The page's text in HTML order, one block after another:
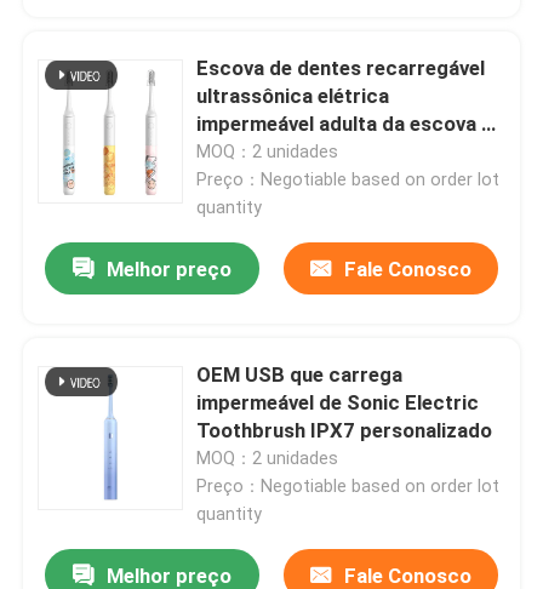
Escova de dentes recarregável
ultrassônica elétrica
impermeável adulta da escova de
dentes IPX7
MOQ：2 unidades
Preço：Negotiable based on order lot
quantity
Melhor preço Fale Conosco
OEM USB que carrega
impermeável de Sonic Electric
Toothbrush IPX7 personalizado
MOQ：2 unidades
Preço：Negotiable based on order lot
quantity
Melhor preço Fale Conosco